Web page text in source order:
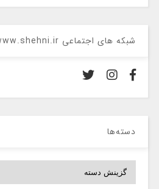
شبکه های اجتماعی www.shehni.ir
دسته‌ها
دسته‌ها